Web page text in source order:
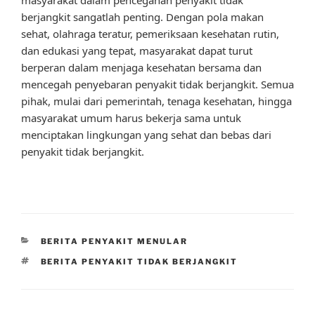
berjangkit sangatlah penting. Dengan pola makan
sehat, olahraga teratur, pemeriksaan kesehatan rutin,
dan edukasi yang tepat, masyarakat dapat turut
berperan dalam menjaga kesehatan bersama dan
mencegah penyebaran penyakit tidak berjangkit. Semua
pihak, mulai dari pemerintah, tenaga kesehatan, hingga
masyarakat umum harus bekerja sama untuk
menciptakan lingkungan yang sehat dan bebas dari
penyakit tidak berjangkit.
CATEGORIES
BERITA PENYAKIT MENULAR
TAGS
BERITA PENYAKIT TIDAK BERJANGKIT